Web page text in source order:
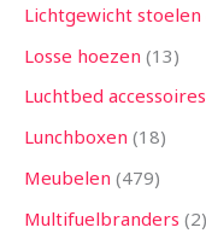
Lichtgewicht stoelen
Losse hoezen 13
Luchtbed accessoires
Lunchboxen 18
Meubelen 479
Multifuelbranders 2